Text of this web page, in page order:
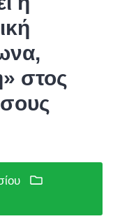
στος